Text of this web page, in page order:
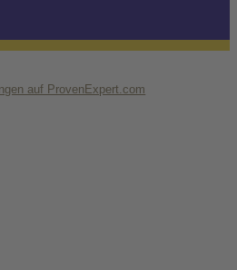
auf ProvenExpert.com